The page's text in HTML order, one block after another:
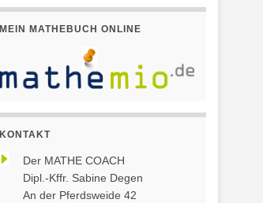
MEIN MATHEBUCH ONLINE
KONTAKT
Der MATHE COACH
Dipl.-Kffr. Sabine Degen
An der Pferdsweide 42